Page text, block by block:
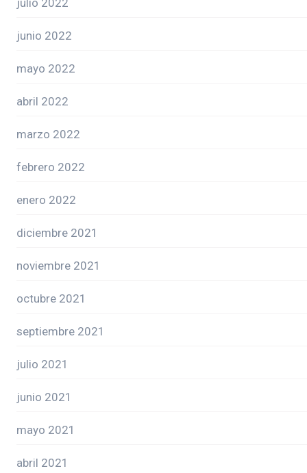
junio 2022
mayo 2022
abril 2022
marzo 2022
febrero 2022
enero 2022
diciembre 2021
noviembre 2021
octubre 2021
septiembre 2021
julio 2021
junio 2021
mayo 2021
abril 2021